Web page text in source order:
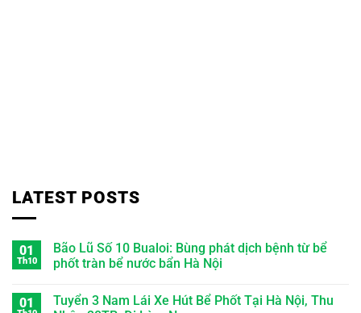
LATEST POSTS
01
Th10
Bão Lũ Số 10 Bualoi: Bùng phát dịch bệnh từ bể
phốt tràn bể nước bẩn Hà Nội
01
Tuyển 3 Nam Lái Xe Hút Bể Phốt Tại Hà Nội, Thu